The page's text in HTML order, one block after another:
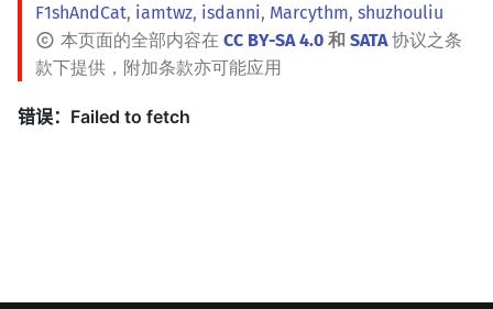
F1shAndCat, iamtwz, isdanni, Marcythm, shuzhouliu
本页面的全部内容在 CC BY-SA 4.0 和 SATA协议之条
款下提供，附加条款亦可能应用